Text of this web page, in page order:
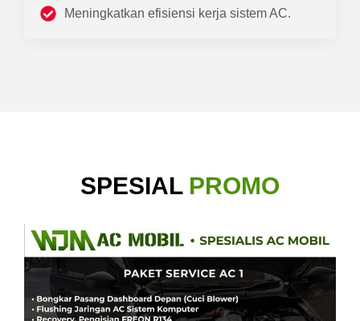
Meningkatkan efisiensi kerja sistem AC.
SPESIAL PROMO